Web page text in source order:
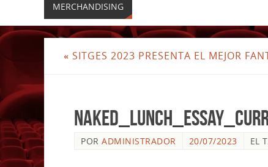
MERCHANDISING
« SITGES 2023 PRESENTA EL MEJOR
POR ADMINISTRADOR 20/07/2023 EL